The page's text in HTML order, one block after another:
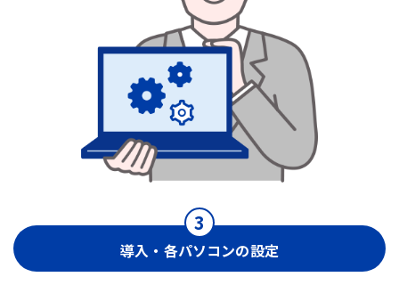
導入・各パソコンの設定